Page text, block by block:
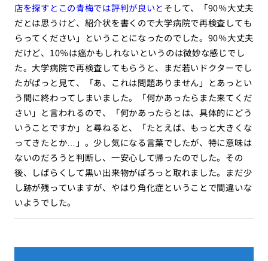
店を探すとこの青梅では評判が良いとそして、「90％大丈夫
だとは思うけど、紹介状を書くので大学病院で再検査しても
らってください」ということになったのでした。90％大丈夫
だけど、10％は癌かもしれないというのは微妙な感じでし
た。大学病院で再検査してもらうと、まだ若いドクターでし
たがぱっと見て、「あ、これは問題ありません」とあっとい
う間に終わってしまいました。「何かあったらまた来てくだ
さい」と言われるので、「何かあったらとは、具体的にどう
いうことですか」と尋ねると、「たとえば、もっと大きくな
ってきたとか…」。少し気になる言葉でしたが、特に意味は
ないのだろうと判断し、一安心して帰ったのでした。その
後、しばらくして黒い出来物がぽろっと取れました。まだ少
し跡が残っていますが、やはり角化症ということで間違いな
いようでした。